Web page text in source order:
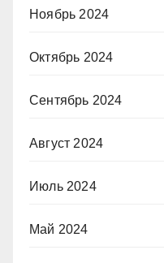
Ноябрь 2024
Октябрь 2024
Сентябрь 2024
Август 2024
Июль 2024
Май 2024